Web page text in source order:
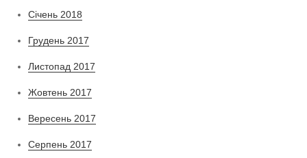
Січень 2018
Грудень 2017
Листопад 2017
Жовтень 2017
Вересень 2017
Серпень 2017